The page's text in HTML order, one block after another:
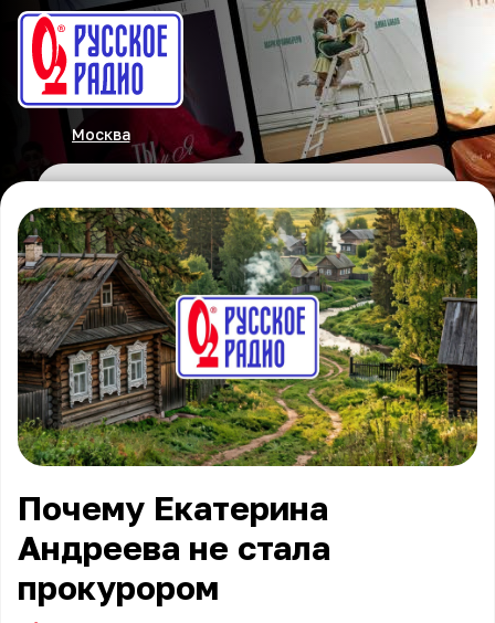
Москва
Почему Екатерина
Андреева не стала
прокурором